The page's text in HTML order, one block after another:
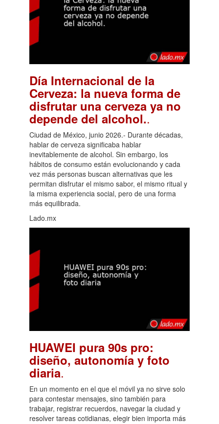
Día Internacional de la
Cerveza: la nueva forma de
disfrutar una cerveza ya no
depende del alcohol..
Ciudad de México, junio 2026.- Durante décadas,
hablar de cerveza significaba hablar
inevitablemente de alcohol. Sin embargo, los
hábitos de consumo están evolucionando y cada
vez más personas buscan alternativas que les
permitan disfrutar el mismo sabor, el mismo ritual y
la misma experiencia social, pero de una forma
más equilibrada.
Lado.mx
HUAWEI pura 90s pro:
diseño, autonomía y foto
diaria.
En un momento en el que el móvil ya no sirve solo
para contestar mensajes, sino también para
trabajar, registrar recuerdos, navegar la ciudad y
resolver tareas cotidianas, elegir bien importa más